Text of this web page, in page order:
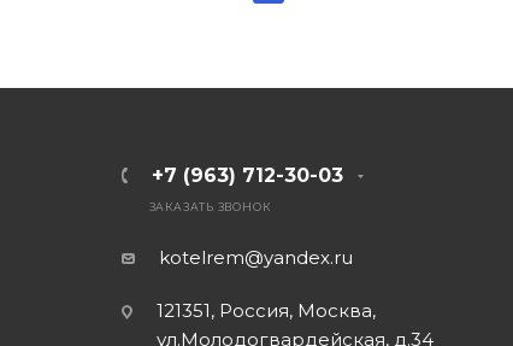
+7 (963) 712-30-03
ЗАКАЗАТЬ ЗВОНОК
kotelrem@yandex.ru
121351, Россия, Москва,
ул.Молодогвардейская, д.34